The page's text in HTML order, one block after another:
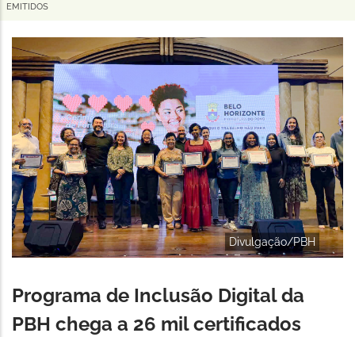
de
navegação
EMITIDOS
Divulgação/PBH
Programa de Inclusão Digital da
PBH chega a 26 mil certificados